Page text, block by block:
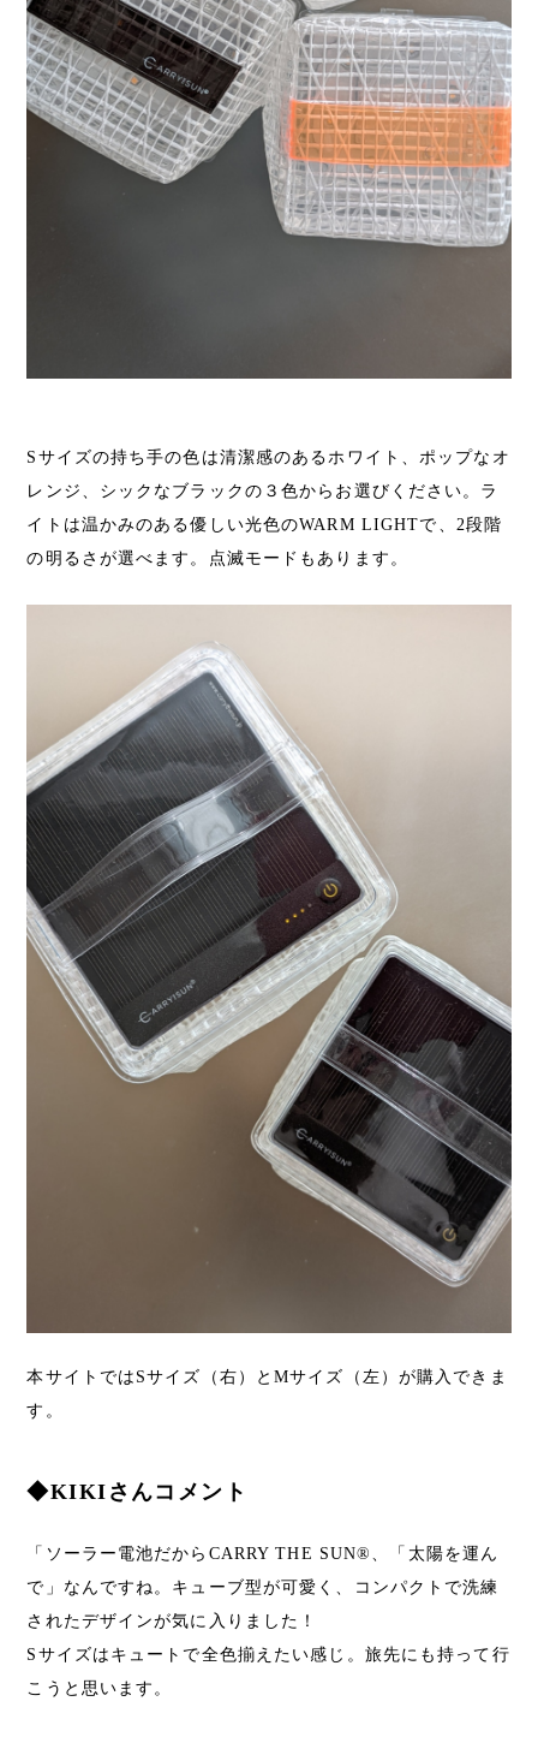
Sサイズの持ち手の色は清潔感のあるホワイト、ポップなオ
レンジ、シックなブラックの３色からお選びください。ラ
イトは温かみのある優しい光色のWARM LIGHTで、2段階
の明るさが選べます。点滅モードもあります。
本サイトではSサイズ（右）とMサイズ（左）が購入できま
す。
◆KIKIさんコメント
「ソーラー電池だからCARRY THE SUN®、「太陽を運ん
で」なんですね。キューブ型が可愛く、コンパクトで洗練
されたデザインが気に入りました！
Sサイズはキュートで全色揃えたい感じ。旅先にも持って行
こうと思います。